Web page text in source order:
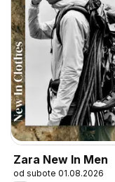
Zara New In Men
od subote 01.08.2026